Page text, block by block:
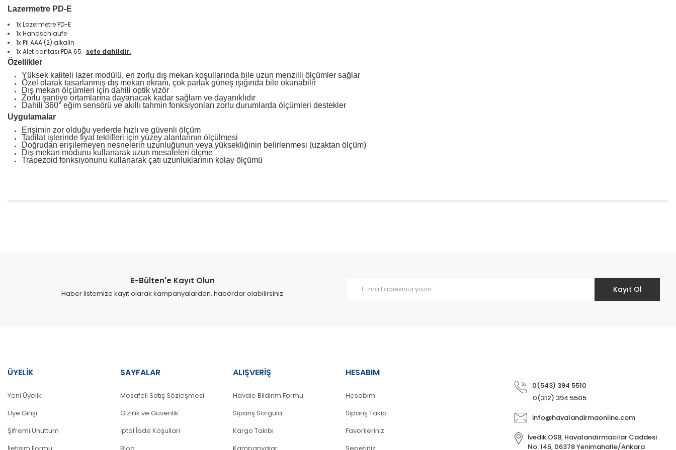
Lazermetre PD-E
1x Lazermetre PD-E
1x Handschlaufe
1x Pil AAA (2) alkalin
1x Alet çantası PDA 65 sete dahildir.
Özellikler
Yüksek kaliteli lazer modülü, en zorlu dış mekan koşullarında bile uzun menzilli ölçümler sağlar
Özel olarak tasarlanmış dış mekan ekranı, çok parlak güneş ışığında bile okunabilir
Dış mekan ölçümleri için dahili optik vizör
Zorlu şantiye ortamlarına dayanacak kadar sağlam ve dayanıklıdır
Dahili 360° eğim sensörü ve akıllı tahmin fonksiyonları zorlu durumlarda ölçümleri destekler
Uygulamalar
Erişimin zor olduğu yerlerde hızlı ve güvenli ölçüm
Tadilat işlerinde fiyat teklifleri için yüzey alanlarının ölçülmesi
Doğrudan erişilemeyen nesnelerin uzunluğunun veya yüksekliğinin belirlenmesi (uzaktan ölçüm)
Dış mekan modunu kullanarak uzun mesafeleri ölçme
Trapezoid fonksiyonunu kullanarak çatı uzunluklarının kolay ölçümü
Ürün fiyatı diğer sitelerden daha pahalı.
Gönder
E-Bülten'e Kayıt Olun
Haber listemize kayıt olarak kampanyalardan, haberdar olabilirsiniz. Kayıt Ol
ÜYELİK
Yeni Üyelik
Üye Girişi
Şifremi Unuttum
SAYFALAR
Mesafeli Satış Sözleşmesi
Gizlilik ve Güvenlik
İptal İade Koşullari
ALIŞVERİŞ
Havale Bildirim Formu
Sipariş Sorgula
Kargo Takibi
HESABIM
Hesabım
Sipariş Takip
Favorileriniz
0(543) 394 5510
0(312) 394 5505
info@havalandirmaonline.com
İvedik OSB, Havalandırmacılar Caddesi
No: 145, 06378 Yenimahalle/Ankara